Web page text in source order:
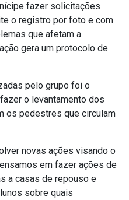
fazer solicitações
o registro por foto e com
que afetam a
gera um protocolo de
pelo grupo foi o
fazer o levantamento dos
os pedestres que circulam
novas ações visando o
em fazer ações de
a casas de repouso e
sobre quais